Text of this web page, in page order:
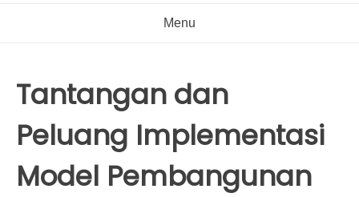
Menu
Tantangan dan
Peluang Implementasi
Model Pembangunan